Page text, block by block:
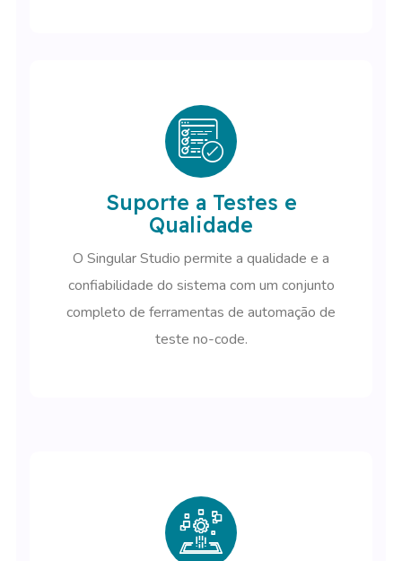
Suporte a Testes e
Qualidade
O Singular Studio permite a qualidade e a
confiabilidade do sistema com um conjunto
completo de ferramentas de automação de
teste no-code.